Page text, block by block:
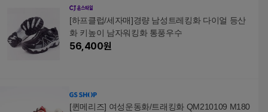
[하프클럽/세자매]경량 남성트레킹화 다이얼 등산
화 키높이 남자워킹화 통풍우수
56,400원
[퀸메리즈] 여성운동화/트래킹화 QM210109 M180